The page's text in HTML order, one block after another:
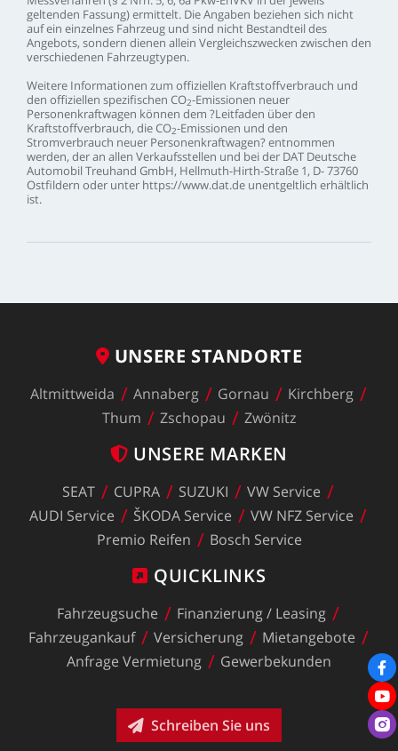
geltenden Fassung)ermittelt. DieAngaben beziehen sich nicht
aufein einzelnes Fahrzeug und sind nicht Bestandteildes
Angebots, sondern dienen allein Vergleichszwecken zwischen den
verschiedenen Fahrzeugtypen.
Weitere Informationen zum offiziellen Kraftstoffverbrauch und
den offiziellen spezifischen CO2-Emissionen neuer
Personenkraftwagen können dem ?Leitfaden überden
Kraftstoffverbrauch, dieCO2-Emissionen und den
Stromverbrauch neuer Personenkraftwagen? entnommen
werden, deran allen Verkaufsstellen und beider DAT Deutsche
AutomobilTreuhand GmbH, Hellmuth-Hirth-Straße 1, D-73760
Ostfildern oder unter https://www.dat.de unentgeltlich erhältlich
ist.
UNSERE STANDORTE
Altmittweida Annaberg Gornau
Kirchberg
Thum
Zschopau Zwönitz
UNSERE MARKEN
SEAT CUPRA SUZUKI VW Service
AUDI Service ŠKODA Service VW NFZ Service
Premio Reifen Bosch Service
QUICKLINKS
Fahrzeugsuche Finanzierung/ Leasing
Fahrzeugankauf
Versicherung
Mietangebote
Anfrage Vermietung Gewerbekunden
Schreiben Sie uns